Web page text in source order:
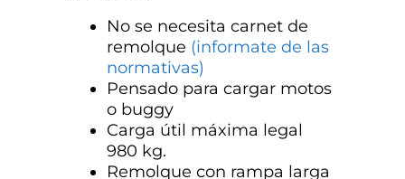
No se necesita carnet de
remolque (informate de las
normativas)
Pensado para cargar motos
o buggy
Carga útil máxima legal
980 kg.
Remolque con rampa larga